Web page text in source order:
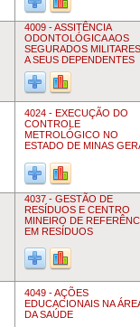
4009 - ASSITÊNCIA
ODONTOLÓGICA AOS
SEGURADOS
A SEUS DEPENDENTES
4024 - EXECUÇÃO DO
CONTROLE
METROLÓGICO NO
ESTADO DE MINAS
4037 - GESTÃO DE
RESÍDUOS E CENTRO
MINEIRO DE
EM RESÍDUOS
4049 - AÇÕES
EDUCACIONAIS NA
DA SAÚDE